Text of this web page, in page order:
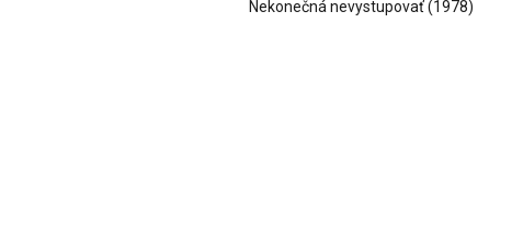
Nekonečná nevystupovať(1978)